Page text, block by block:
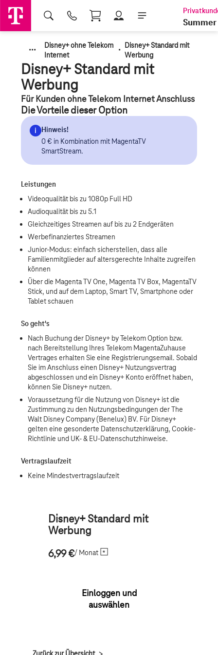
Shopping Cart
Summer
···
Disney+ ohne Telekom
Internet
·
Disney+ Standard mit
Werbung
Disney+ Standard mit
Werbung
Für Kunden ohne Telekom Internet Anschluss
Die Vorteile dieser Option
Disney+ Standard mit
Werbung
6,99 €/ Monat
Einloggen und
auswählen